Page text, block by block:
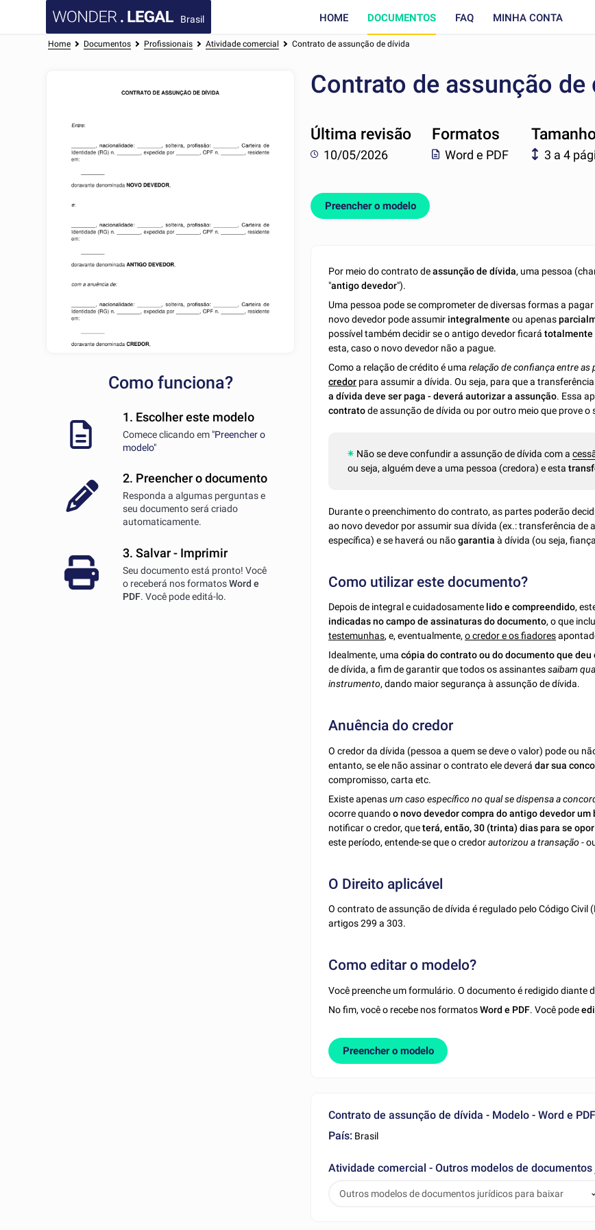
Brasil HOME DOCUMENTOS FAQ MINHA CONTA
Home Documentos Profissionais Atividade comercial Contrato de assunção de dívida
Como funciona?
1. Escolher este modelo
Comece clicando em "Preencher o
modelo"
2. Preencher o documento
Responda a algumas perguntas e
seu documento será criado
automaticamente.
3. Salvar - Imprimir
Seu documento está pronto! Você
o receberá nos formatosWord e
PDF. Você pode editá-lo.
Contrato de assunção de
Última revisão
10/05/2026
Formatos
Word e PDF 3 a 4
Preencher o modelo
Por meio do contrato deassunção de dívida, uma pessoa
"antigo devedor").
Uma pessoa pode se comprometer de diversas formas a
novo devedor pode assumir integralmente ou apenas
possível também decidir se o antigo devedor ficarátotalmente
esta, caso o novo devedor não a pague.
Como a relação de crédito é uma relação de confiança entre as
credor para assumir a dívida. Ou seja, para que a
a dívida deve ser paga - deverá autorizar a assunção. Essa
contratode assunção de dívida ou por outro meio que prove o
Não se deve confundir a assunção de dívida com a
ou seja, alguém deve a uma pessoa (credora) e esta
Durante o preenchimento do contrato, as partes poderão
ao novo devedor por assumir sua dívida (ex.: transferência
específica) e se haverá ou nãogarantia à dívida (ou seja,
Como utilizar este documento?
Depois de integral e cuidadosamente lido e compreendido,
indicadas no campo de assinaturas do documento, o que
testemunhas, e, eventualmente,o credor e os fiadores
Idealmente, umacópia do contrato ou do documento que
de dívida, a fim de garantir que todos os assinantessaibam
instrumento, dando maior segurança à assunção de dívida.
Anuência do credor
O credor da dívida (pessoa a quem se deve o valor) pode ou
entanto, se ele não assinar o contrato ele deverádar sua
compromisso, carta etc.
Existe apenasum caso específico no qual se dispensa a
ocorre quandoo novo devedor compra do antigo devedor
notificar o credor, queterá, então, 30 (trinta) dias para se
este período, entende-se que o credorautorizou a transação-
O Direito aplicável
O contrato de assunção de dívida é regulado pelo Código Civil
artigos 299 a 303.
Como editar o modelo?
Você preenche um formulário. O documento é redigido diante
No fim, você o recebe nos formatosWord e PDF. Você pode
Preencher o modelo
Contrato de assunção de dívida - Modelo - Word e PDF
País: Brasil
Atividade comercial - Outros modelos de
Outros modelos de documentos jurídicos para baixar